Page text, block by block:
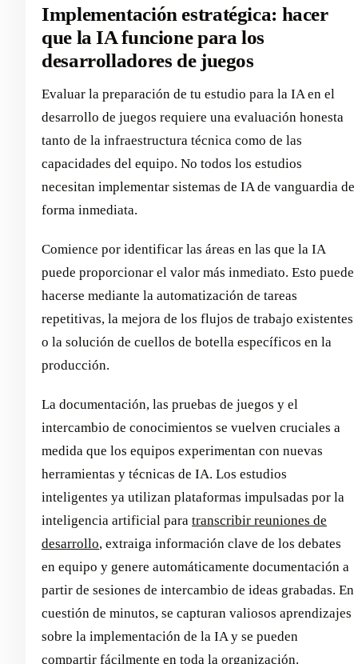
Implementación estratégica: hacer
que la IA funcione para los
desarrolladores de juegos
Evaluar la preparación de tu estudio para la IA en el
desarrollo de juegos requiere una evaluación honesta
tanto de la infraestructura técnica como de las
capacidades del equipo. No todos los estudios
necesitan implementar sistemas de IA de vanguardia de
forma inmediata.
Comience por identificar las áreas en las que la IA
puede proporcionar el valor más inmediato. Esto puede
hacerse mediante la automatización de tareas
repetitivas, la mejora de los flujos de trabajo existentes
o la solución de cuellos de botella específicos en la
producción.
La documentación, las pruebas de juegos y el
intercambio de conocimientos se vuelven cruciales a
medida que los equipos experimentan con nuevas
herramientas y técnicas de IA. Los estudios
inteligentes ya utilizan plataformas impulsadas por la
inteligencia artificial para transcribir reuniones de
desarrollo, extraiga información clave de los debates
en equipo y genere automáticamente documentación a
partir de sesiones de intercambio de ideas grabadas. En
cuestión de minutos, se capturan valiosos aprendizajes
sobre la implementación de la IA y se pueden
compartir fácilmente en toda la organización.